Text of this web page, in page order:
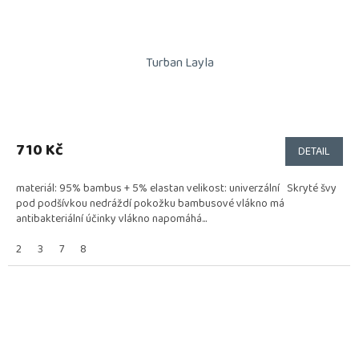
Turban Layla
710 Kč DETAIL
materiál: 95% bambus + 5% elastan velikost: univerzální Skryté švy
pod podšívkou nedráždí pokožku bambusové vlákno má
antibakteriální účinky vlákno napomáhá...
2
3 7 8